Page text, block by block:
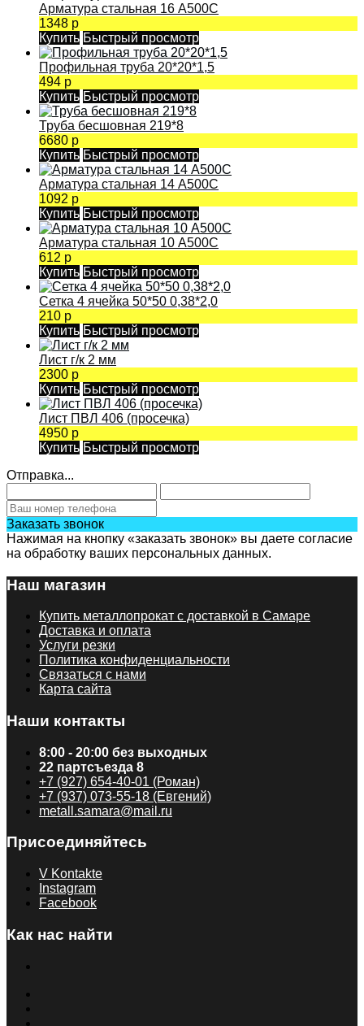
Арматура стальная 16 А500С
1348 р
Купить Быстрый просмотр
Профильная труба 20*20*1,5
494 р
Купить Быстрый просмотр
Труба бесшовная 219*8
6680 р
Купить Быстрый просмотр
Арматура стальная 14 А500С
1092 р
Купить Быстрый просмотр
Арматура стальная 10 А500С
612 р
Купить Быстрый просмотр
Сетка 4 ячейка 50*50 0,38*2,0
210 р
Купить Быстрый просмотр
Лист г/к 2 мм
2300 р
Купить Быстрый просмотр
Лист ПВЛ 406 (просечка)
4950 р
Купить Быстрый просмотр
Отправка...
Заказать звонок
Нажимая на кнопку «заказать звонок» вы даете согласие
на обработку ваших персональных данных.
Наш магазин
Купить металлопрокат с доставкой в Самаре
Доставка и оплата
Услуги резки
Политика конфиденциальности
Связаться с нами
Карта сайта
Наши контакты
8:00 - 20:00 без выходных
22 партсъезда 8
+7 (927) 654-40-01 (Роман)
+7 (937) 073-55-18 (Евгений)
metall.samara@mail.ru
Присоединяйтесь
V Kontakte
Instagram
Facebook
Как нас найти